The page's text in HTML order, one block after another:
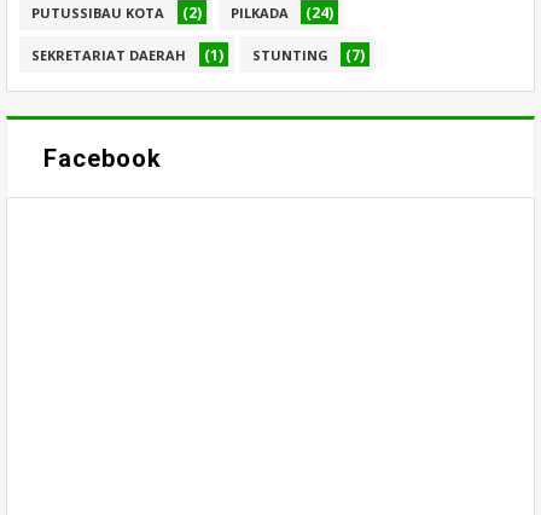
PUTUSSIBAU KOTA (2) PILKADA (24)
SEKRETARIAT DAERAH (1) STUNTING (7)
Facebook